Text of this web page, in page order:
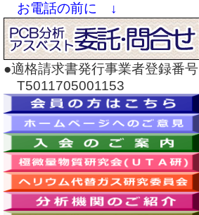
お電話の前に ↓
●適格請求書発行事業者登録番号
T5011705001153